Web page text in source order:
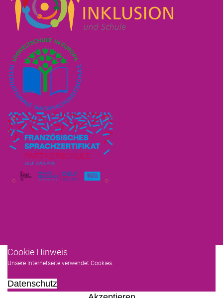
Cookie Hinweis
Unsere Internetseite verwendet Cookies.
Datenschutz